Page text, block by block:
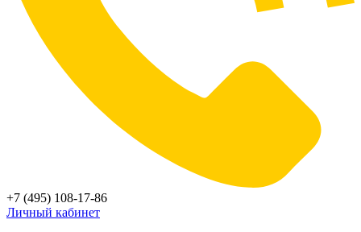
+7 (495) 108-17-86
Личный кабинет